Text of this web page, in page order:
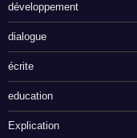
développement
dialogue
écrite
education
Explication